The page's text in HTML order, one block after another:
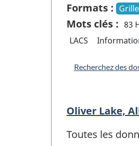
Formats :
Mots clés : 83
LACS
Recherchez des
Oliver Lake,
Toutes les